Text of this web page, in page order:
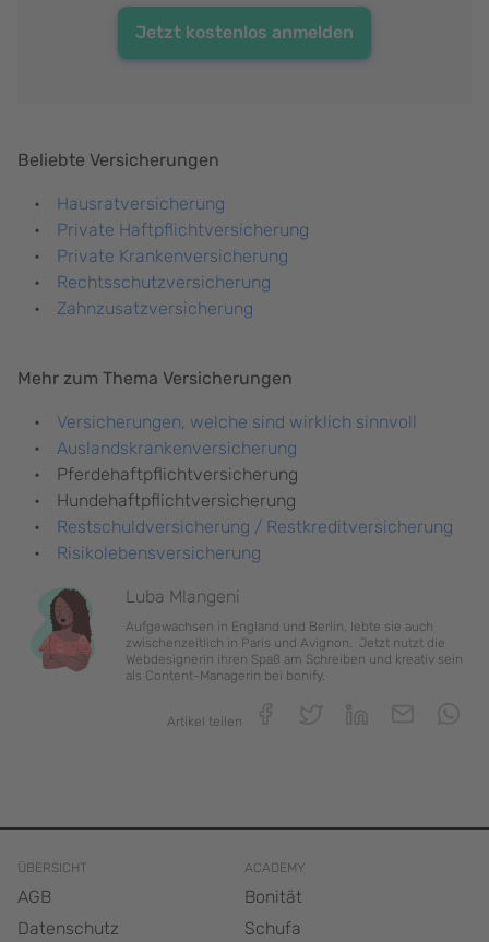
Jetzt kostenlos anmelden
Beliebte Versicherungen
Hausratversicherung
Private Haftpflichtversicherung
Private Krankenversicherung
Rechtsschutzversicherung
Zahnzusatzversicherung
Mehr zum Thema Versicherungen
Versicherungen, welche sind wirklich sinnvoll
Auslandskrankenversicherung
Pferdehaftpflichtversicherung
Hundehaftpflichtversicherung
Restschuldversicherung / Restkreditversicherung
Risikolebensversicherung
Luba Mlangeni
Aufgewachsen in England und Berlin, lebte sie auch
zwischenzeitlich in Paris und Avignon. Jetzt nutzt die
Webdesignerin ihren Spaß am Schreiben und kreativ sein
als Content-Managerin bei bonify.
Artikel teilen
ÜBERSICHT
AGB
Datenschutz
ACADEMY
Bonität
Schufa